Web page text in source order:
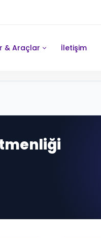
& Araçlar İletişim